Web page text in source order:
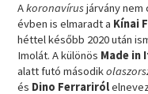
Akoronavírusjárvány nem
évben is elmaradt a Kínai
héttel később 2020 után
Imolát. A különös Made in
alatt futó második
és Dino Ferrariról